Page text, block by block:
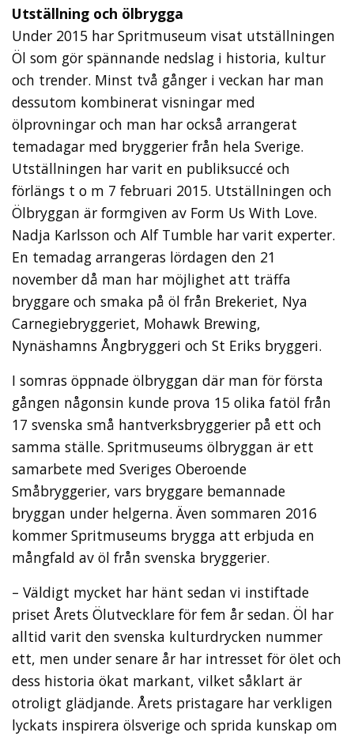
Utställning och ölbrygga
Under 2015 har Spritmuseum visat utställningen
Öl som gör spännande nedslag i historia, kultur
och trender. Minst två gånger i veckan har man
dessutom kombinerat visningar med
ölprovningar och man har också arrangerat
temadagar med bryggerier från hela Sverige.
Utställningen har varit en publiksuccé och
förlängs t o m 7 februari 2015. Utställningen och
Ölbryggan är formgiven av Form Us With Love.
Nadja Karlsson och Alf Tumble har varit experter.
En temadag arrangeras lördagen den 21
november då man har möjlighet att träffa
bryggare och smaka på öl från Brekeriet, Nya
Carnegiebryggeriet, Mohawk Brewing,
Nynäshamns Ångbryggeri och St Eriks bryggeri.
I somras öppnade ölbryggan där man för första
gången någonsin kunde prova 15 olika fatöl från
17 svenska små hantverksbryggerier på ett och
samma ställe. Spritmuseums ölbryggan är ett
samarbete med Sveriges Oberoende
Småbryggerier, vars bryggare bemannade
bryggan under helgerna. Även sommaren 2016
kommer Spritmuseums brygga att erbjuda en
mångfald av öl från svenska bryggerier.
– Väldigt mycket har hänt sedan vi instiftade
priset Årets Ölutvecklare för fem år sedan. Öl har
alltid varit den svenska kulturdrycken nummer
ett, men under senare år har intresset för ölet och
dess historia ökat markant, vilket såklart är
otroligt glädjande. Årets pristagare har verkligen
lyckats inspirera ölsverige och sprida kunskap om